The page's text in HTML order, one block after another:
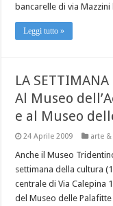
bancarelle di via Mazzini
Leggi tutto »
LA SETTIMANA
Al Museo
e al Museo
24 Aprile 2009 arte
Anche il Museo
settimana della cultura
centrale di Via Calepina
del Museo delle